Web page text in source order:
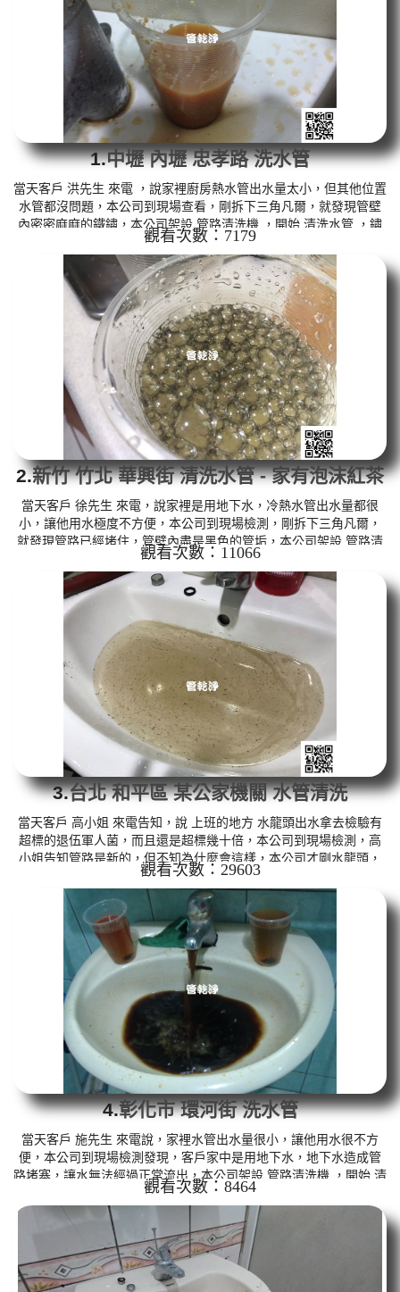
1.中壢 內壢 忠孝路 洗水管
當天客戶 洪先生 來電 ，說家裡廚房熱水管出水量太小，但其他位置
水管都沒問題，本公司到現場查看，剛拆下三角凡爾，就發現管壁
內密密麻麻的鐵鏽，本公司架設 管路清洗機 ，開始 清洗水管 ，鏽
水一直從水龍頭流出，而且一直噴出異物，如下圖及影片，客戶 洪
先生 看了很訝異，清洗過程中，管路堵住一次，本公司改用特殊工
法 洗水管 ， 水管清洗 約兩個小時後，廚房水管已正常出水，洪先
生 總算能洗碗洗菜了。 清洗水管, 水管清洗, 洗水管, 熱水管堵塞, 熱
水忽冷忽熱, 洗管路 ...
觀看次數：7179
2.新竹 竹北 華興街 清洗水管 - 家有泡沫紅茶
當天客戶 徐先生 來電，說家裡是用地下水，冷熱水管出水量都很
小，讓他用水極度不方便，本公司到現場檢測，剛拆下三角凡爾，
就發現管路已經堵住，管壁內盡是黑色的管垢，本公司架設 管路清
洗機 ，開始 清洗水管 ，黑色的髒水一直從水龍頭流出，有一塊一塊
的異物之外，出水還成泡沫狀，如下圖片及影片，客戶 徐先生 發現
家裡有泡沫紅茶，清洗過程中，管路堵住三次，本公司改用特殊工
法 洗水管 ， 水管清洗 約四個小時後，水管已正常出水，徐先生 很
高興能正常用水了。 清洗水管, 水管清洗, 洗水管...
觀看次數：11066
3.台北 和平區 某公家機關 水管清洗
當天客戶 高小姐 來電告知，說 上班的地方 水龍頭出水拿去檢驗有
超標的退伍軍人菌，而且還是超標幾十倍，本公司到現場檢測，高
小姐告知管路是新的，但不知為什麼會這樣，本公司才剛水龍頭，
就發現裡面有很多東西，二話不說 就架設 管路清洗機 ，開始 清洗
水管 ，黑色的髒水從水龍頭流出，就發現水上有浮一層油及異物，
如下圖及影片，客戶 高小姐 看了嚇了一跳，怎麼這麼可怕，清洗過
程中， 水管清洗 約十個小時後，水管出水已經沒有異物，水也送驗
了， 經過約一個月的時間，報告回復是退伍軍人菌未檢出，如下
圖，努力總算有...
觀看次數：29603
4.彰化市 環河街 洗水管
當天客戶 施先生 來電說，家裡水管出水量很小，讓他用水很不方
便，本公司到現場檢測發現，客戶家中是用地下水，地下水造成管
路堵塞，讓水無法經過正常流出，本公司架設 管路清洗機 ，開始 清
洗水管 ，黑色的髒水一直從水龍頭流出，而且都有一塊一塊的異
物，如下圖及影片，客戶 施先生 看了嚇了一跳，清洗過程中，管路
堵住兩次，本公司改用特殊工法 洗水管 ， 水管清洗 約四個小時
後，水管已正常出水，施先生 能正常用水了。 清洗水管, 水管清洗,
洗水管, 熱水管堵塞, 熱水忽冷忽熱, 洗管路...
觀看次數：8464